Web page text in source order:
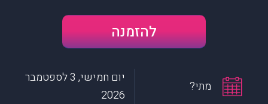
להזמנה
מתי?
יום חמישי, 3 לספטמבר
2026